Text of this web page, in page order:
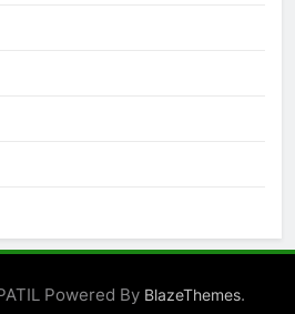
Powered By BlazeThemes.